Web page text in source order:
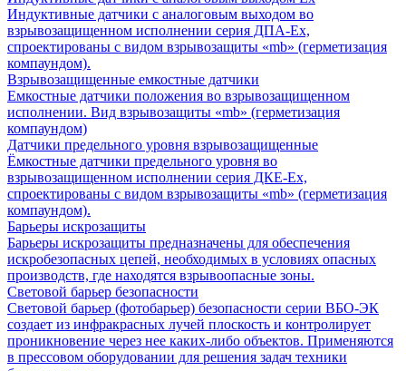
Индуктивные датчики с аналоговым выходом во
взрывозащищенном исполнении серия ДПА-Ех,
спроектированы с видом взрывозащиты «mb» (герметизация
компаундом).
Взрывозащищенные емкостные датчики
Емкостные датчики положения во взрывозащищенном
исполнении. Вид взрывозащиты «mb» (герметизация
компаундом)
Датчики предельного уровня взрывозащищенные
Ёмкостные датчики предельного уровня во
взрывозащищенном исполнении серия ДКЕ-Ех,
спроектированы с видом взрывозащиты «mb» (герметизация
компаундом).
Барьеры искрозащиты
Барьеры искрозащиты предназначены для обеспечения
искробезопасных цепей, необходимых в условиях опасных
производств, где находятся взрывоопасные зоны.
Световой барьер безопасности
Световой барьер (фотобарьер) безопасности серии ВБО-ЭК
создает из инфракрасных лучей плоскость и контролирует
проникновение через нее каких-либо объектов. Применяются
в прессовом оборудовании для решения задач техники